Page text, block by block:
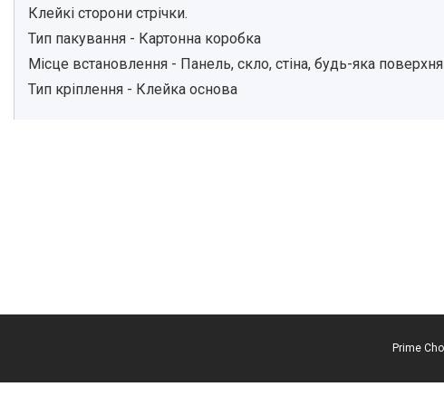
Клейкі сторони стрічки.
Тип пакування - Картонна коробка
Місце встановлення - Панель, скло, стіна, будь-яка поверхня
Тип кріплення - Клейка основа